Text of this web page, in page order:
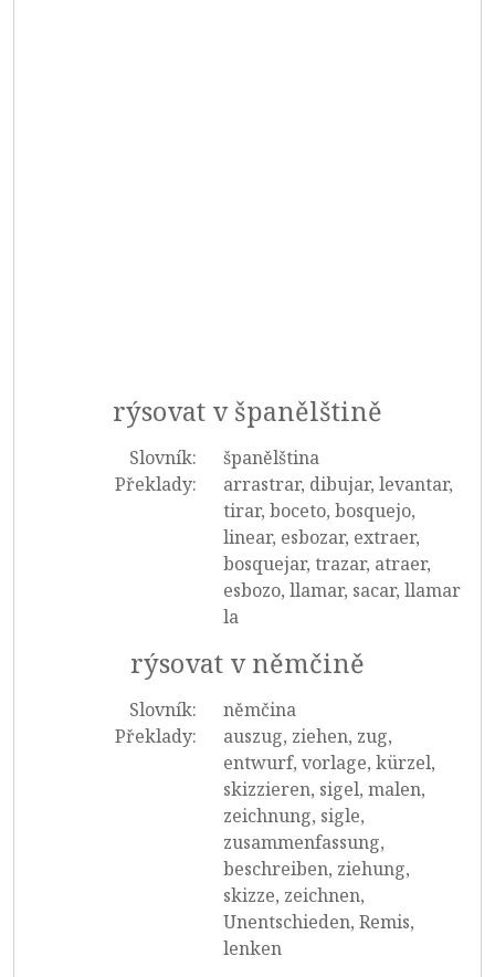
rýsovat v španělštině
Slovník:
španělština
Překlady:
arrastrar, dibujar, levantar,
tirar, boceto, bosquejo,
linear, esbozar, extraer,
bosquejar, trazar, atraer,
esbozo, llamar, sacar, llamar
la
rýsovat v němčině
Slovník:
němčina
Překlady:
auszug, ziehen, zug,
entwurf, vorlage, kürzel,
skizzieren, sigel, malen,
zeichnung, sigle,
zusammenfassung,
beschreiben, ziehung,
skizze, zeichnen,
Unentschieden, Remis,
lenken